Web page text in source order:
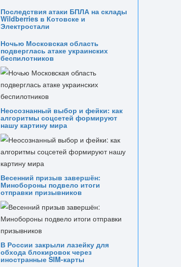
Последствия атаки БПЛА на склады
Wildberries в Котовске и
Электростали
Ночью Московская область
подверглась атаке украинских
беспилотников
Неосознанный выбор и фейки: как
алгоритмы соцсетей формируют
нашу картину мира
Весенний призыв завершён:
Минобороны подвело итоги
отправки призывников
В России закрыли лазейку для
обхода блокировок через
иностранные SIM-карты